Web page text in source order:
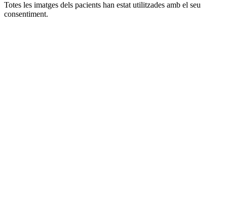
Totes les imatges dels pacients han estat utilitzades amb el seu
consentiment.